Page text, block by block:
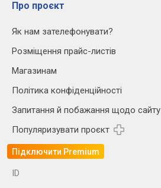
Про проєкт
Як нам зателефонувати?
Розміщення прайс-листів
Магазинам
Політика конфіденційності
Запитання й побажання щодо сайту
Популяризувати проєкт
Підключити Premium
ID